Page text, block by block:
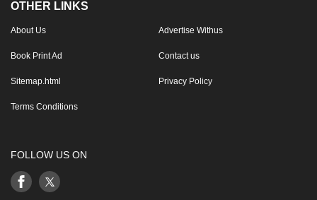
OTHER LINKS
About Us Advertise Withus
Book Print Ad Contact us
Sitemap.html Privacy Policy
Terms Conditions
FOLLOW US ON